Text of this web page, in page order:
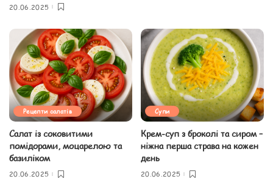
20.06.2025
Рецепти салатів
Салат із соковитими
помідорами, моцарелою та
базиліком
20.06.2025
Супи
Крем-суп з броколі та сиром –
ніжна перша страва на кожен
день
20.06.2025